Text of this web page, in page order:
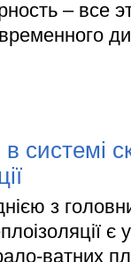
– все
системі
з
ватних